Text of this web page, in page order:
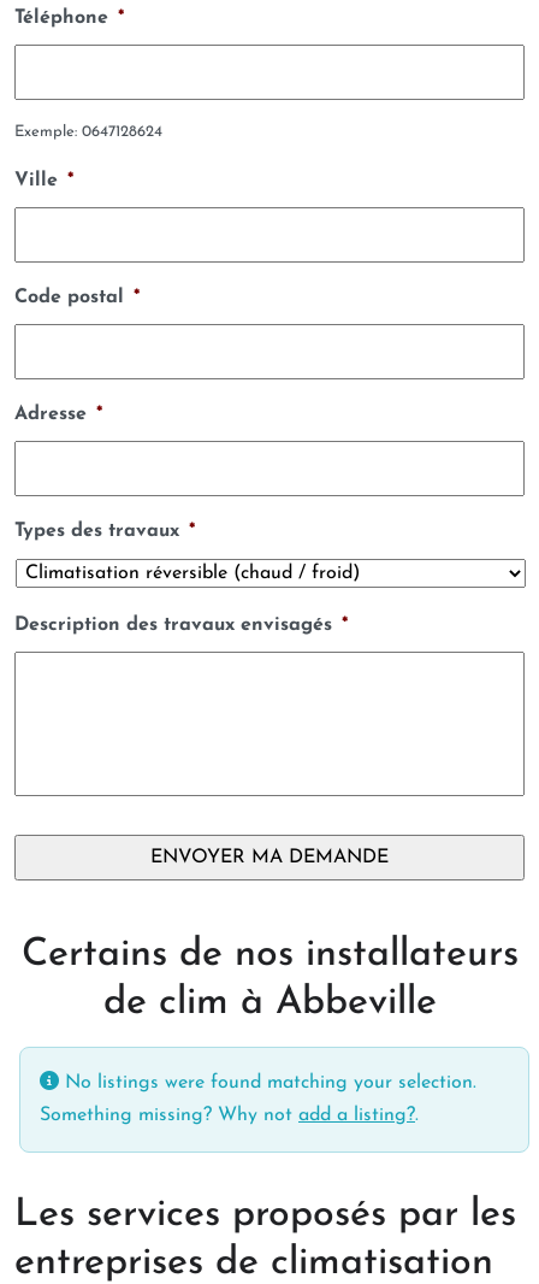
Téléphone *
Exemple: 0647128624
Ville *
Code postal *
Adresse *
Types des travaux *
Description des travaux envisagés *
Certains de nos installateurs
de clim à Abbeville
No listings were found matching your selection.
Something missing? Why not add a listing?.
Les services proposés par les
entreprises de climatisation